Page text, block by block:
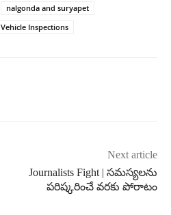
nalgonda and suryapet
Vehicle Inspections
Next article
Journalists Fight | సమస్యలను
పరిష్కరించే వరకు పోరాటం